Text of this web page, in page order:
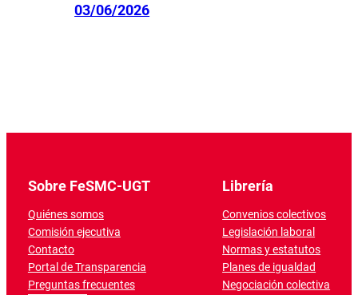
03/06/2026
Sobre FeSMC-UGT
Quiénes somos
Comisión ejecutiva
Contacto
Portal de Transparencia
Preguntas frecuentes
Librería
Convenios colectivos
Legislación laboral
Normas y estatutos
Planes de igualdad
Negociación colectiva